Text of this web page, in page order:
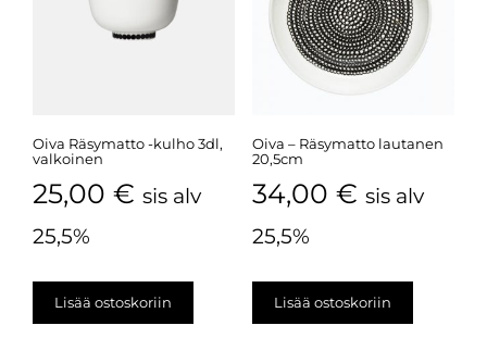
Oiva Räsymatto -kulho 3dl,
valkoinen
25,00 € sis alv
25,5%
Lisää ostoskoriin
Oiva – Räsymatto lautanen
20,5cm
34,00 € sis alv
25,5%
Lisää ostoskoriin